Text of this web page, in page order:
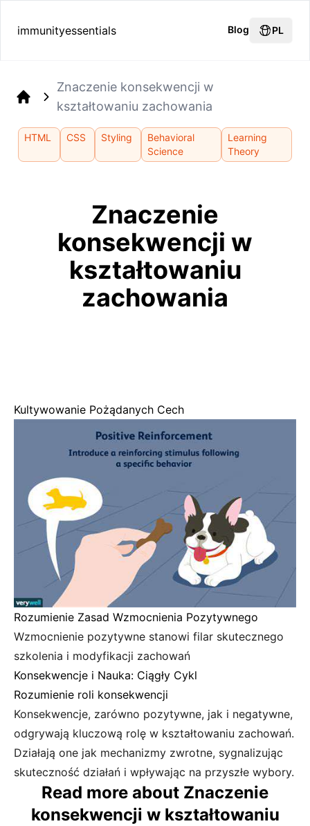
immunityessentials Blog PL
Znaczenie konsekwencji w
kształtowaniu zachowania
HTML CSS Styling
Behavioral
Science
Learning
Theory
Znaczenie
konsekwencji w
kształtowaniu
zachowania
Kultywowanie Pożądanych Cech
Rozumienie Zasad Wzmocnienia Pozytywnego
Wzmocnienie pozytywne stanowi filar skutecznego
szkolenia i modyfikacji zachowań
Konsekwencje i Nauka: Ciągły Cykl
Rozumienie roli konsekwencji
Konsekwencje, zarówno pozytywne, jak i negatywne,
odgrywają kluczową rolę w kształtowaniu zachowań.
Działają one jak mechanizmy zwrotne, sygnalizując
skuteczność działań i wpływając na przyszłe wybory.
Read more about Znaczenie
konsekwencji w kształtowaniu